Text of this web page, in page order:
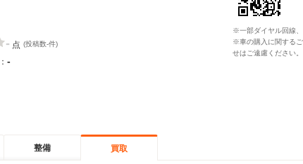
- 点 (投稿数-件)
-
※一部ダイヤル回線、
※車の購入に関する
せはご遠慮ください。
整備 買取